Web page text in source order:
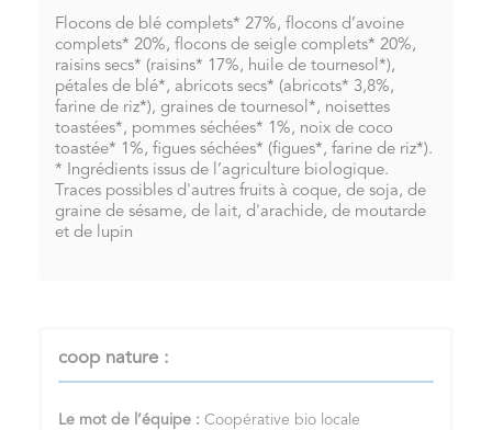
Flocons de blé complets* 27%, flocons d’avoine
complets* 20%, flocons de seigle complets* 20%,
raisins secs* (raisins* 17%, huile de tournesol*),
pétales de blé*, abricots secs* (abricots* 3,8%,
farine de riz*), graines de tournesol*, noisettes
toastées*, pommes séchées* 1%, noix de coco
toastée* 1%, figues séchées* (figues*, farine de riz*).
* Ingrédients issus de l’agriculture biologique.
Traces possibles d'autres fruits à coque, de soja, de
graine de sésame, de lait, d'arachide, de moutarde
et de lupin
coop nature :
Le mot de l’équipe : Coopérative bio locale